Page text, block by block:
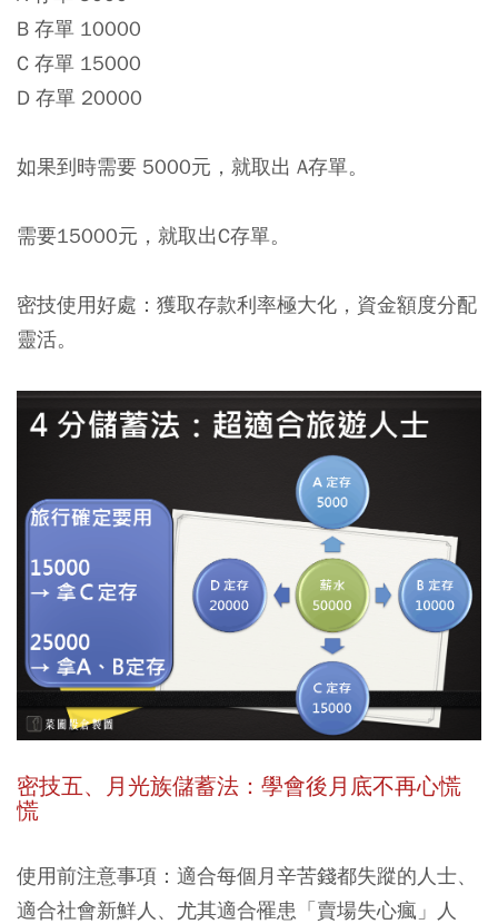
B 存單 10000
C 存單 15000
D 存單 20000
如果到時需要 5000元，就取出 A存單。
需要15000元，就取出C存單。
密技使用好處：獲取存款利率極大化，資金額度分配
靈活。
密技五、月光族儲蓄法：學會後月底不再心慌
慌
使用前注意事項：適合每個月辛苦錢都失蹤的人士、
適合社會新鮮人、尤其適合罹患「賣場失心瘋」人